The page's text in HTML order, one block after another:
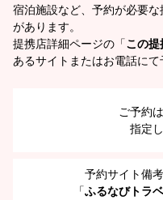
宿泊施設など、予約が必要
があります。
提携店詳細ページの「この提
あるサイトまたはお電話にて
ご予約
指定
予約サイト備
「ふるなびトラ